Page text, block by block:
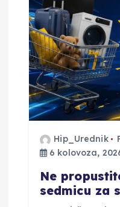
a
o
b
Hip_Urednik
6 kolovoza,
Ne
sedmicu za